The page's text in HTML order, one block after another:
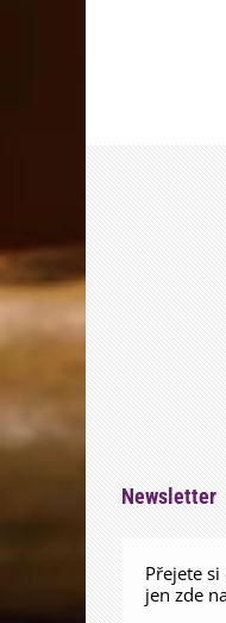
Newsletter
Přejete
jen zde